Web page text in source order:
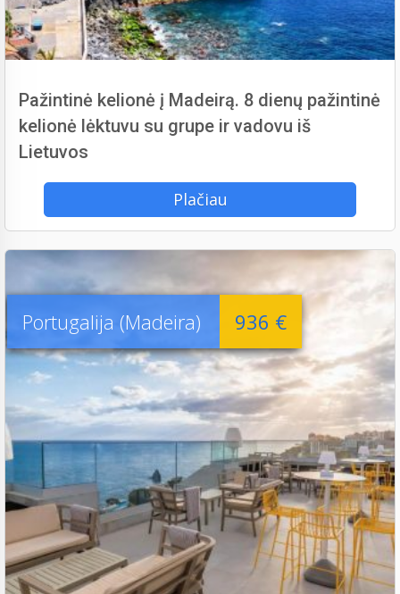
Pažintinė kelionė į Madeirą. 8 dienų pažintinė
kelionė lėktuvu su grupe ir vadovu iš
Lietuvos
Plačiau
Portugalija (Madeira) 936 €